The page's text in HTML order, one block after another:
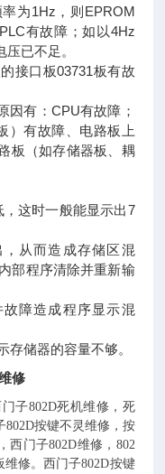
为1Hz，则EPROM
有故障；如以4Hz
已不足。
接口板03731板有故
有：CPU有故障；
）有故障、电路板上
板（如存储器板、耦
，这时一般能显示出7
，从而造成存储区混
部程序清除并重新输
故障造成程序显示混
存储器的容量不够。
修
子802D死机维修，死
按键不灵维修，按
西门子802D维修，802
修。西门子802D按键